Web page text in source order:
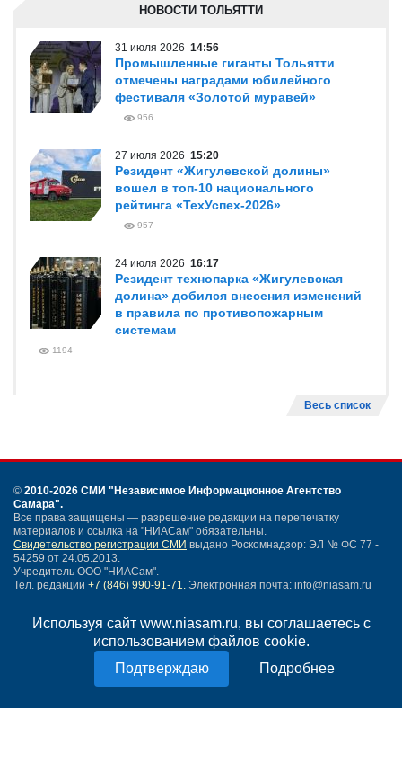
Используя сайт www.niasam.ru, вы соглашаетесь с
использованием файлов cookie.
Подробнее
НОВОСТИ ТОЛЬЯТТИ
31 июля 2026 14:56
Промышленные гиганты Тольятти
отмечены наградами юбилейного
фестиваля «Золотой муравей»
956
27 июля 2026 15:20
Резидент «Жигулевской долины»
вошел в топ-10 национального
рейтинга «ТехУспех-2026»
957
24 июля 2026 16:17
Резидент технопарка «Жигулевская
долина» добился внесения изменений
в правила по противопожарным
системам
1194
Весь список
© 2010-2026 СМИ "Независимое Информационное Агентство
Самара".
Все права защищены — разрешение редакции на перепечатку
материалов и ссылка на "НИАСам" обязательны.
Свидетельство регистрации СМИ выдано Роскомнадзор: ЭЛ № ФС 77 -
54259 от 24.05.2013.
Учредитель ООО "НИАСам".
Тел. редакции +7 (846) 990-91-71. Электронная почта: info@niasam.ru
Карта сайта
Нашли ошибку?
Политика конфиденциальности
Согласие на обработку персональных данных